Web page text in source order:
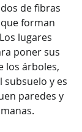
de fibras
forman
lugares
poner sus
los árboles,
subsuelo y es
paredes y